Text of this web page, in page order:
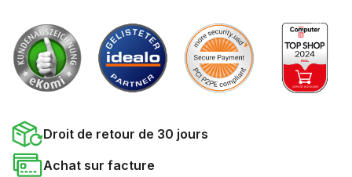
Droit de retour de 30 jours
Achat sur facture